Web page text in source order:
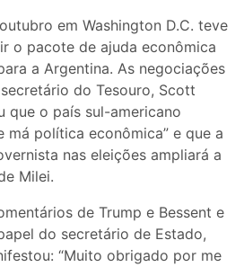
em Washington D.C. teve
o pacote de ajuda econômica
a Argentina. As negociações
do Tesouro, Scott
que o país sul-americano
má política econômica” e que a
nas eleições ampliará a
Milei.
de Trump e Bessent e
do secretário de Estado,
“Muito obrigado por me